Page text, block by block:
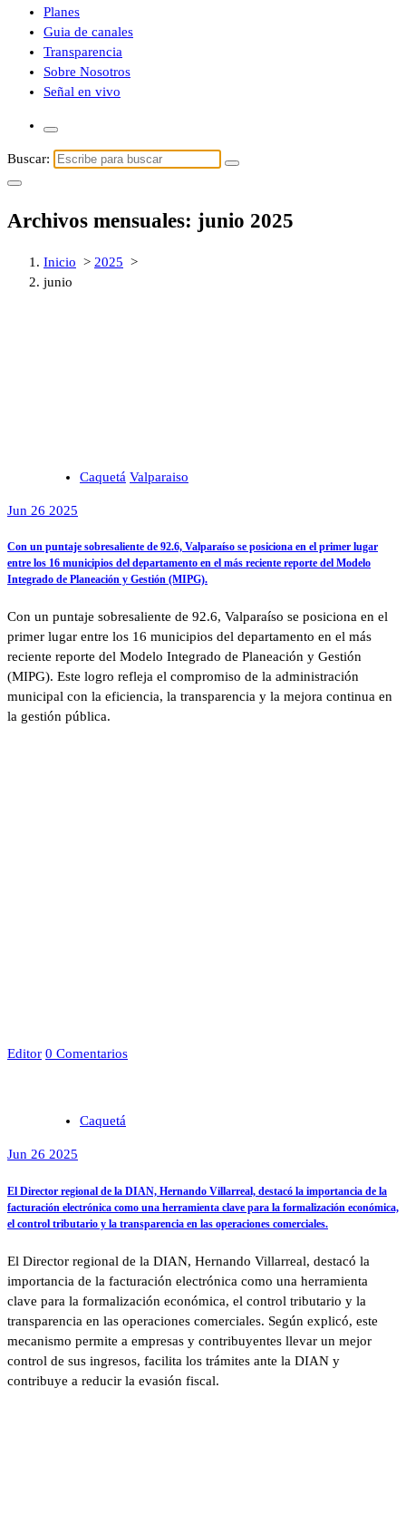
Planes
Guia de canales
Transparencia
Sobre Nosotros
Señal en vivo
Buscar:
Archivos mensuales: junio 2025
Inicio > 2025 >
junio
Caquetá Valparaiso
Jun 26 2025
Con un puntaje sobresaliente de 92.6, Valparaíso se posiciona en el primer lugar
entre los 16 municipios del departamento en el más reciente reporte del Modelo
Integrado de Planeación y Gestión (MIPG).
Con un puntaje sobresaliente de 92.6, Valparaíso se posiciona en el
primer lugar entre los 16 municipios del departamento en el más
reciente reporte del Modelo Integrado de Planeación y Gestión
(MIPG). Este logro refleja el compromiso de la administración
municipal con la eficiencia, la transparencia y la mejora continua en
la gestión pública.
Editor 0 Comentarios
Caquetá
Jun 26 2025
El Director regional de la DIAN, Hernando Villarreal, destacó la importancia de la
facturación electrónica como una herramienta clave para la formalización económica,
el control tributario y la transparencia en las operaciones comerciales.
El Director regional de la DIAN, Hernando Villarreal, destacó la
importancia de la facturación electrónica como una herramienta
clave para la formalización económica, el control tributario y la
transparencia en las operaciones comerciales. Según explicó, este
mecanismo permite a empresas y contribuyentes llevar un mejor
control de sus ingresos, facilita los trámites ante la DIAN y
contribuye a reducir la evasión fiscal.